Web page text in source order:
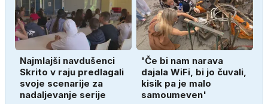
Najmlajši navdušenci
Skrito v raju predlagali
svoje scenarije za
nadaljevanje serije
'Če bi nam narava
dajala WiFi, bi jo čuvali,
kisik pa je malo
samoumeven'